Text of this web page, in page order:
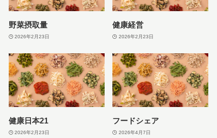
野菜摂取量
2026年2月23日
健康経営
2026年2月23日
健康日本21
2026年2月23日
フードシェア
2026年4月7日